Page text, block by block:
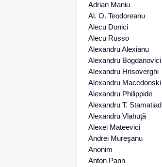
Adrian Maniu
Al. O. Teodoreanu
Alecu Donici
Alecu Russo
Alexandru Alexianu
Alexandru Bogdanovici
Alexandru Hrisoverghi
Alexandru Macedonski
Alexandru Philippide
Alexandru T. Stamatiad
Alexandru Vlahuţă
Alexei Mateevici
Andrei Mureşanu
Anonim
Anton Pann